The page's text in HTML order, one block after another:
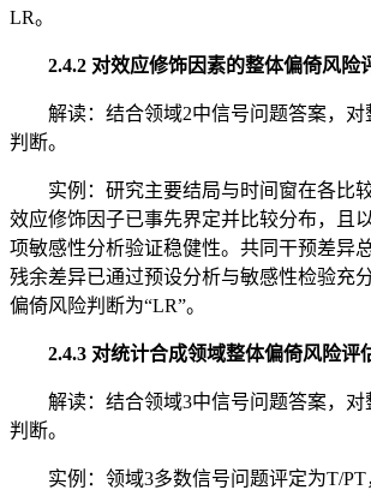
LR。
2.4.2 对效应修饰因素的整体偏倚风险
解读：结合领域2中信号问题答案，
判断。
实例：研究主要结局与时间窗在各比
效应修饰因子已事先界定并比较分布，且
项敏感性分析验证稳健性。共同干预差异
残余差异已通过预设分析与敏感性检验充
偏倚风险判断为“LR”。
2.4.3 对统计合成领域整体偏倚风险评
解读：结合领域3中信号问题答案，
判断。
实例：领域3多数信号问题评定为T/